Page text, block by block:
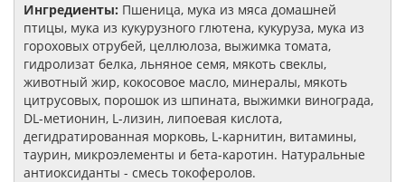
Ингредиенты: Пшеница, мука из мяса домашней
птицы, мука из кукурузного глютена, кукуруза, мука из
гороховых отрубей, целлюлоза, выжимка томата,
гидролизат белка, льняное семя, мякоть свеклы,
животный жир, кокосовое масло, минералы, мякоть
цитрусовых, порошок из шпината, выжимки винограда,
DL-метионин, L-лизин, липоевая кислота,
дегидратированная морковь, L-карнитин, витамины,
таурин, микроэлементы и бета-каротин. Натуральные
антиоксиданты - смесь токоферолов.